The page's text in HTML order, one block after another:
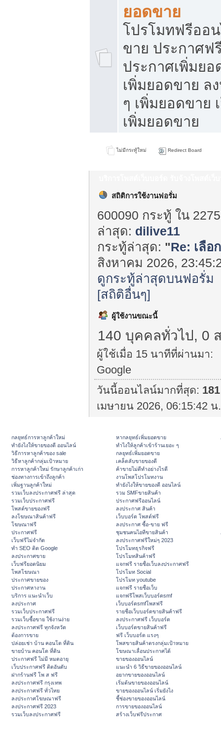
ยอดขาย
โปรโมทฟรีออ
ขาย ประกาศฟ
ประกาศเพิ่มย
เพิ่มยอดขาย ล
ๆ เพิ่มยอดขาย
เพิ่มยอดขาย
ไม่มีกระทู้ใหม่ Redirect Board
สถิติการใช้งานฟอรั่ม
600090 กระทู้ ใน
ล่าสุด: dilive11
กระทู้ล่าสุด: "Re: เลือ
สิงหาคม 2026,
ดูกระทู้ล่าสุดบนฟอรั่ม
[สถิติอื่นๆ]
ผู้ใช้งานขณะนี้
140 บุคคลทั่วไป, 0
ผู้ใช้เมื่อ 15 นาทีที่ผ่านมา:
Google
วันนี้ออนไลน์มากที่สุด: 181
เมษายน 2026, 06:15:42 น
กลยุทธ์การหาลูกค้าใหม่
ทํายังไงให้ขายของดี ออนไลน์
วิธีการหาลูกค้าของ sale
วิธีหาลูกค้ากลุ่มเป้าหมาย
การหาลูกค้าใหม่ รักษาลูกค้าเก่า
ช่องทางการเข้าถึงลูกค้า
เพิ่มฐานลูกค้าใหม่
รวมเว็บลงประกาศฟรี ล่าสุด
รวมเว็บประกาศฟรี
โพสต์ขายของฟรี
ลงโฆษณาสินค้าฟรี
โฆษณาฟรี
ประกาศฟรี
เว็บฟรีไม่จำกัด
ทำ SEO ติด Google
ลงประกาศขาย
เว็บฟรียอดนิยม
โพสโฆษณา
ประกาศขายของ
ประกาศหางาน
บริการ แนะนำเว็บ
ลงประกาศ
รวมเว็บประกาศฟรี
รวมเว็บซื้อขาย ใช้งานง่าย
ลงประกาศฟรี ทุกจังหวัด
ต้องการขาย
ปล่อยเช่า บ้าน คอนโด ที่ดิน
ขายบ้าน คอนโด ที่ดิน
ประกาศฟรี ไม่มี หมดอายุ
เว็บประกาศฟรี ติดอันดับ
ฝากร้านฟรี โพ ส ฟรี
ลงประกาศฟรี กรุงเทพ
ลงประกาศฟรี ทั่วไทย
ลงประกาศโฆษณาฟรี
ลงประกาศฟรี 2023
รวมเว็บลงประกาศฟรี
หากลยุทธ์เพิ่มยอดขาย
ทําไงให้ลูกค้าเข้าร้านเยอะ ๆ
กลยุทธ์เพิ่มยอดขาย
เคล็ดลับขายของดี
ค้าขายไม่ดีทำอย่างไรดี
งานโพสโปรโมทงาน
ทํายังไงให้ขายของดี ออนไลน์
รวม SMFขายสินค้า
ประกาศฟรีออนไลน์
ลงประกาศ สินค้า
เว็บบอร์ด โพสต์ฟรี
ลงประกาศ ซื้อ-ขาย ฟรี
ชุมชนคนไอทีขายสินค้า
ลงประกาศฟรีใหม่ๆ 2023
โปรโมทธุรกิจฟรี
โปรโมทสินค้าฟรี
แจกฟรี รายชื่อเว็บลงประกาศฟรี
โปรโมท Social
โปรโมท youtube
แจกฟรี รายชื่อเว็บ
แจกฟรีโพสเว็บบอร์ดsmf
เว็บบอร์ดsmfโพสฟรี
รายชื่อเว็บบอร์ดขายสินค้าฟรี
ลงประกาศฟรี เว็บบอร์ด
เว็บบอร์ดขายสินค้าฟรี
ฟรี เว็บบอร์ด แรงๆ
โพสขายสินค้าตรงกลุ่มเป้าหมาย
โฆษณาเลื่อนประกาศได้
ขายของออนไลน์
แนะนำ 6 วิธีขายของออนไลน์
อยากขายของออนไลน์
เริ่มต้นขายของออนไลน์
ขายของออนไลน์ เริ่มยังไง
ชี้ช่องขายของออนไลน์
การขายของออนไลน์
สร้างเว็บฟรีประกาศ